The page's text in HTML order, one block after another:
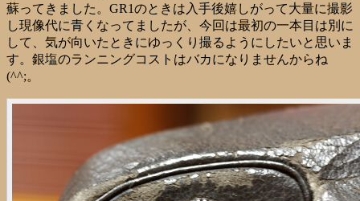
蘇ってきました。GR1のときは入手後嬉しがって大量に撮影
し現像代に青くなってましたが、今回は最初の一本目は別に
して、気が向いたときにゆっくり撮るようにしたいと思いま
す。銀塩のランニングコストはバカになりませんからね
(^^;。